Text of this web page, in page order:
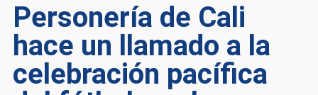
Personería de Cali
hace un llamado a la
celebración pacífica